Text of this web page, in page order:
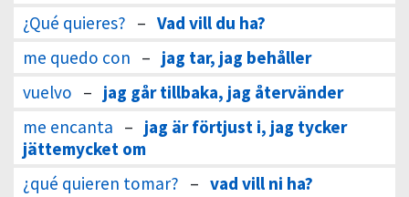
¿Qué quieres? – Vad vill du ha?
me quedo con – jag tar, jag behåller
vuelvo – jag går tillbaka, jag återvänder
me encanta – jag är förtjust i, jag tycker
jättemycket om
¿qué quieren tomar? – vad vill ni ha?